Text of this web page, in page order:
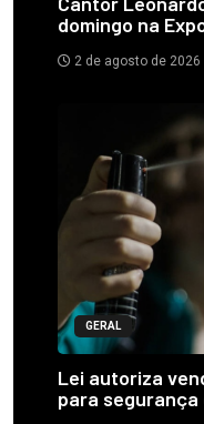
domingo na
2 de agosto de 2026
GERAL
Lei autoriza
para segurança